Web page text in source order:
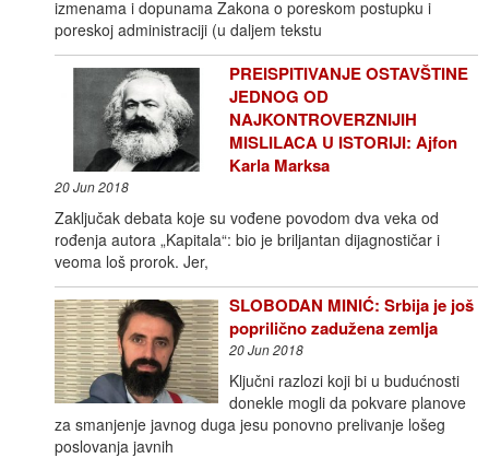
izmenama i dopunama Zakona o poreskom postupku i
poreskoj administraciji (u daljem tekstu
PREISPITIVANJE OSTAVŠTINE
JEDNOG OD
NAJKONTROVERZNIJIH
MISLILACA U ISTORIJI: Ajfon
Karla Marksa
20 Jun 2018
Zaključak debata koje su vođene povodom dva veka od
rođenja autora „Kapitala“: bio je briljantan dijagnostičar i
veoma loš prorok. Jer,
SLOBODAN MINIĆ: Srbija je još
poprilično zadužena zemlja
20 Jun 2018
Ključni razlozi koji bi u budućnosti
donekle mogli da pokvare planove
za smanjenje javnog duga jesu ponovno prelivanje lošeg
poslovanja javnih